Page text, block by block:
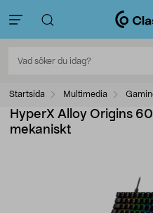
Startsida Multimedia
HyperX Alloy Origins
mekaniskt